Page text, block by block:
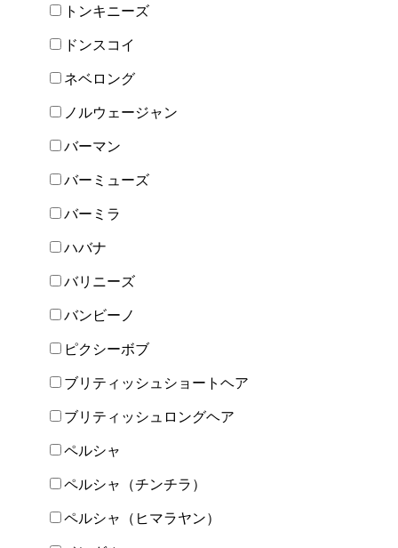
トンキニーズ
ドンスコイ
ネベロング
ノルウェージャン
バーマン
バーミューズ
バーミラ
ハバナ
バリニーズ
バンビーノ
ピクシーボブ
ブリティッシュショートヘア
ブリティッシュロングヘア
ペルシャ
ペルシャ（チンチラ）
ペルシャ（ヒマラヤン）